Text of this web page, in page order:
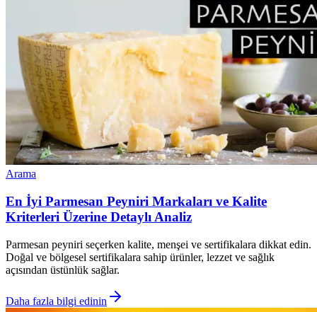
Arama
En İyi Parmesan Peyniri Markaları ve Kalite
Kriterleri Üzerine Detaylı Analiz
Parmesan peyniri seçerken kalite, menşei ve sertifikalara dikkat edin.
Doğal ve bölgesel sertifikalara sahip ürünler, lezzet ve sağlık
açısından üstünlük sağlar.
Daha fazla bilgi edinin